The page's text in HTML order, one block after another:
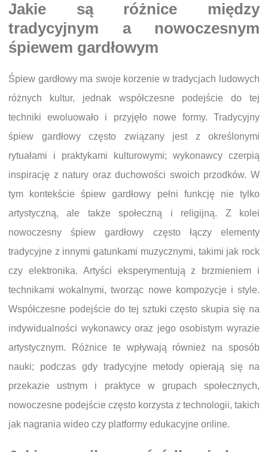
Jakie są różnice między
tradycyjnym a nowoczesnym
śpiewem gardłowym
Śpiew gardłowy ma swoje korzenie w tradycjach ludowych
różnych kultur, jednak współczesne podejście do tej
techniki ewoluowało i przyjęło nowe formy. Tradycyjny
śpiew gardłowy często związany jest z określonymi
rytuałami i praktykami kulturowymi; wykonawcy czerpią
inspirację z natury oraz duchowości swoich przodków. W
tym kontekście śpiew gardłowy pełni funkcję nie tylko
artystyczną, ale także społeczną i religijną. Z kolei
nowoczesny śpiew gardłowy często łączy elementy
tradycyjne z innymi gatunkami muzycznymi, takimi jak rock
czy elektronika. Artyści eksperymentują z brzmieniem i
technikami wokalnymi, tworząc nowe kompozycje i style.
Współczesne podejście do tej sztuki często skupia się na
indywidualności wykonawcy oraz jego osobistym wyrazie
artystycznym. Różnice te wpływają również na sposób
nauki; podczas gdy tradycyjne metody opierają się na
przekazie ustnym i praktyce w grupach społecznych,
nowoczesne podejście często korzysta z technologii, takich
jak nagrania wideo czy platformy edukacyjne online.